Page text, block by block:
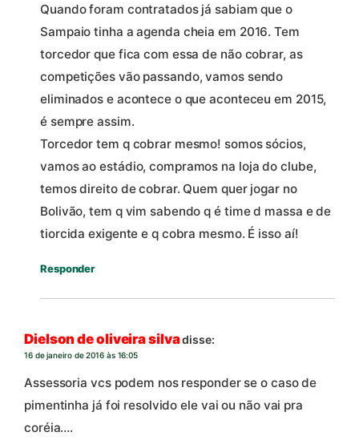
Quando foram contratados já sabiam que o
Sampaio tinha a agenda cheia em 2016. Tem
torcedor que fica com essa de não cobrar, as
competições vão passando, vamos sendo
eliminados e acontece o que aconteceu em 2015,
é sempre assim.
Torcedor tem q cobrar mesmo! somos sócios,
vamos ao estádio, compramos na loja do clube,
temos direito de cobrar. Quem quer jogar no
Bolivão, tem q vim sabendo q é time d massa e de
tiorcida exigente e q cobra mesmo. É isso aí!
Responder
Dielson de oliveira silvadisse:
16 de janeiro de 2016 às 16:05
Assessoria vcs podem nos responder se o caso de
pimentinha já foi resolvido ele vai ou não vai pra
coréia….